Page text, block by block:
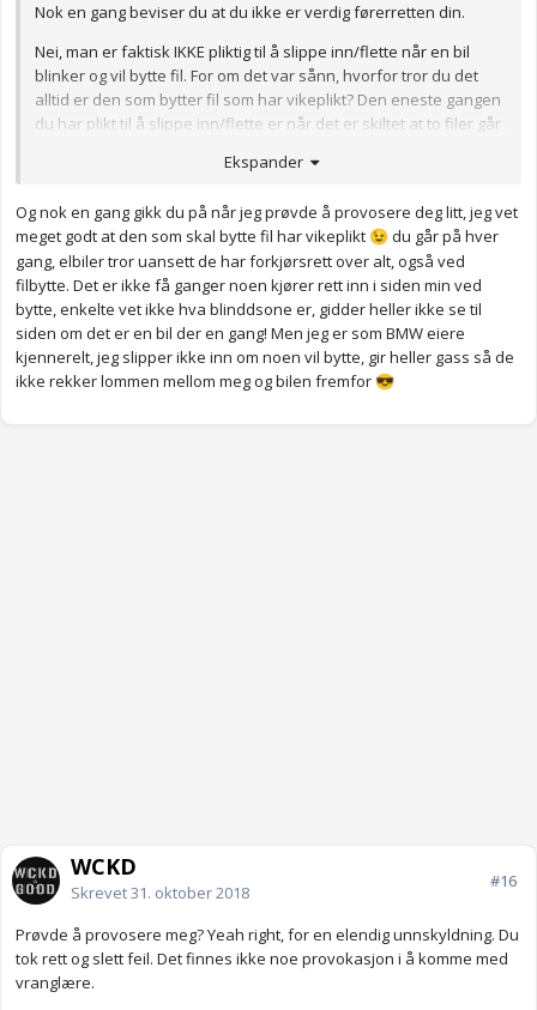
Nok en gang beviser du at du ikke er verdig førerretten din.
Nei, man er faktisk IKKE pliktig til å slippe inn/flette når en bil
blinker og vil bytte fil. For om det var sånn, hvorfor tror du det
alltid er den som bytter fil som har vikeplikt? Den eneste gangen
du har plikt til å slippe inn/flette er når det er skiltet at to filer går
på forumet.
Ekspander
Og nok en gang gikk du på når jeg prøvde å provosere deg litt, jeg vet
meget godt at den som skal bytte fil har vikeplikt 😉 du går på hver
gang, elbiler tror uansett de har forkjørsrett over alt, også ved
filbytte. Det er ikke få ganger noen kjører rett inn i siden min ved
bytte, enkelte vet ikke hva blinddsone er, gidder heller ikke se til
siden om det er en bil der en gang! Men jeg er som BMW eiere
kjennerelt, jeg slipper ikke inn om noen vil bytte, gir heller gass så de
ikke rekker lommen mellom meg og bilen fremfor 😎
WCKD
Skrevet31. oktober 2018
#16
Prøvde å provosere meg? Yeah right, for en elendig unnskyldning. Du
tok rett og slett feil. Det finnes ikke noe provokasjon i å komme med
vranglære.